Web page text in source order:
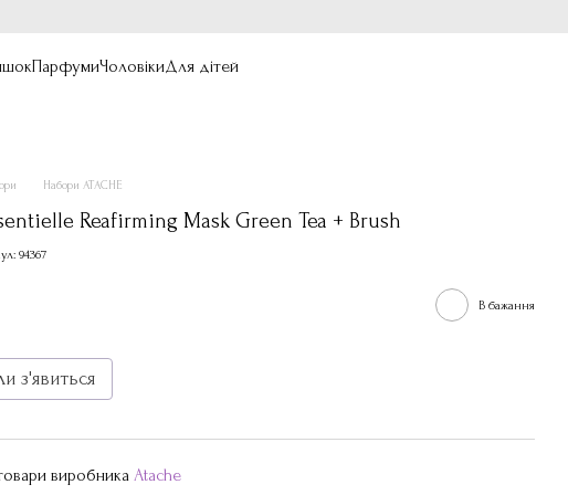
ПарфумиЧоловікиДля дітей
Набори ATACHE
Reafirming Mask Green Tea + Brush
94367
В бажання
з'явиться
виробника Atache